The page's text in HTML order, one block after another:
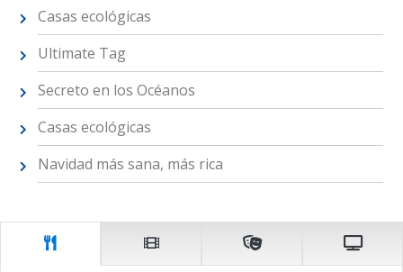
Casas ecológicas
Ultimate Tag
Secreto en los Océanos
Casas ecológicas
Navidad más sana, más rica